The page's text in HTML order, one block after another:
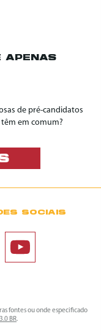
APENAS
de pré-candidatos
têm em comum?
SOCIAIS
fontes ou onde especificado
BR.